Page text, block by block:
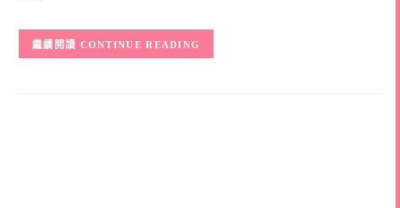
CONTINUE READING